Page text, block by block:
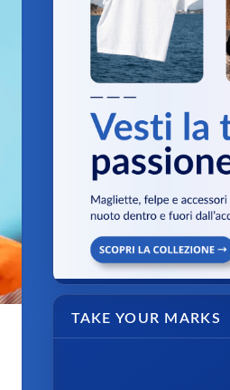
TAKE YOUR MARKS